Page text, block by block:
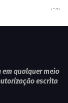
(37)
(9)
(1)
(1)
qualquer meio
escrita